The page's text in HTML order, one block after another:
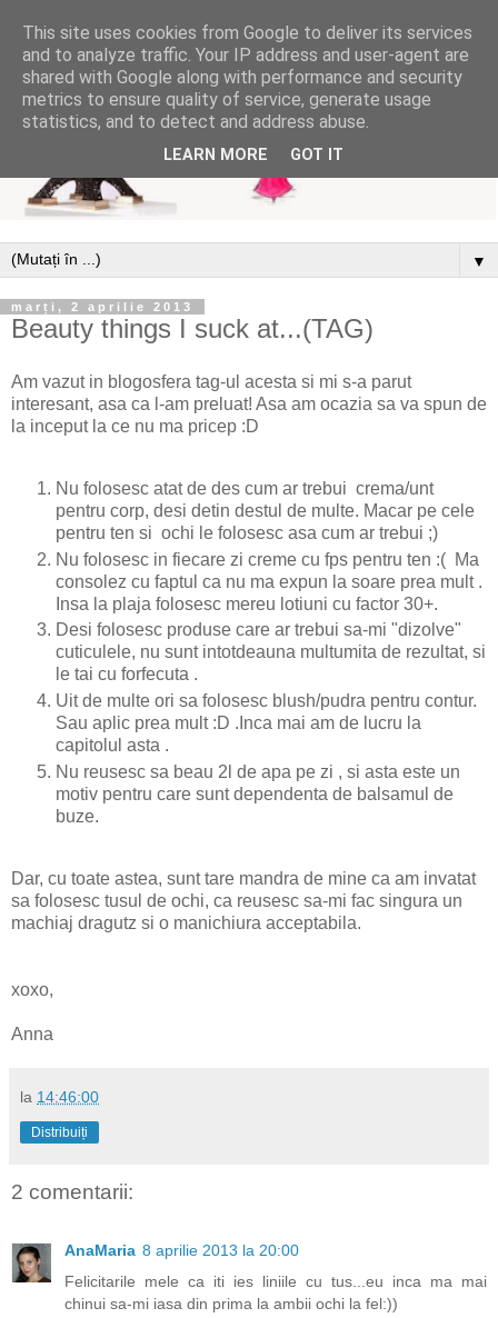
▼
marți, 2 aprilie 2013
Beauty things I suck at...(TAG)
Am vazut in blogosfera tag-ul acesta si mi s-a parut
interesant, asa ca l-am preluat! Asa am ocazia sa va spun de
la inceput la ce nu ma pricep :D
Nu folosesc atat de des cum ar trebui crema/unt
pentru corp, desi detin destul de multe. Macar pe cele
pentru ten si ochi le folosesc asa cum ar trebui ;)
Nu folosesc in fiecare zi creme cu fps pentru ten :( Ma
consolez cu faptul ca nu ma expun la soare prea mult .
Insa la plaja folosesc mereu lotiuni cu factor 30+.
Desi folosesc produse care ar trebui sa-mi "dizolve"
cuticulele, nu sunt intotdeauna multumita de rezultat, si
le tai cu forfecuta .
Uit de multe ori sa folosesc blush/pudra pentru contur.
Sau aplic prea mult :D .Inca mai am de lucru la
capitolul asta .
Nu reusesc sa beau 2l de apa pe zi , si asta este un
motiv pentru care sunt dependenta de balsamul de
buze.
Dar, cu toate astea, sunt tare mandra de mine ca am invatat
sa folosesc tusul de ochi, ca reusesc sa-mi fac singura un
machiaj dragutz si o manichiura acceptabila.
xoxo,
Anna
la 14:46:00
Distribuiți
2 comentarii:
AnaMaria 8 aprilie 2013 la 20:00
Felicitarile mele ca iti ies liniile cu tus...eu inca ma mai
chinui sa-mi iasa din prima la ambii ochi la fel:))
This site uses cookies from Google to deliver its services
and to analyze traffic. Your IP address and user-agent are
shared with Google along with performance and security
metrics to ensure quality of service, generate usage
statistics, and to detect and address abuse.
LEARN MORE GOT IT